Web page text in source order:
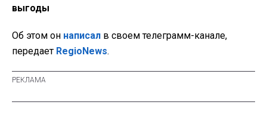
выгоды
Об этом он написал в своем телеграмм-канале,
передает RegioNews.